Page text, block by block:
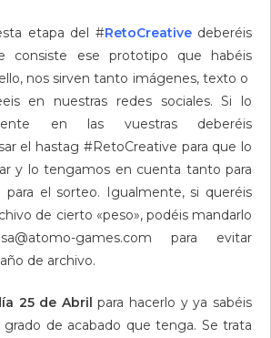
etapa del #RetoCreativedeberéis
consiste ese prototipo que habéis
nos sirven tanto imágenes, texto o
en nuestras redes sociales. Si lo
en las vuestras deberéis
el hastag #RetoCreative para que lo
y lo tengamos en cuenta tanto para
el sorteo. Igualmente, si queréis
de cierto «peso», podéis mandarlo
games.com para evitar
de archivo.
25 de Abril para hacerlo y ya sabéis
de acabado que tenga. Se trata